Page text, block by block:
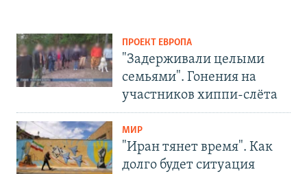
ПРОЕКТ ЕВРОПА
"Задерживали целыми
семьями". Гонения на
участников хиппи-слёта
МИР
"Иран тянет время". Как
долго будет ситуация